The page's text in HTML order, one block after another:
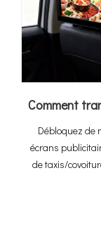
Débloquez de
écrans
de taxis/